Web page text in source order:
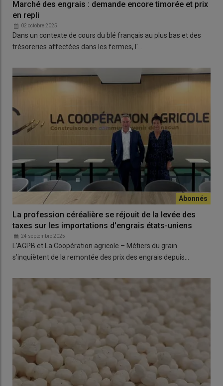
Marché des engrais : demande encore timorée et prix
en repli
02 octobre 2025
Dans un contexte de cours du blé français au plus bas et des
trésoreries affectées dans les fermes, l'…
La profession céréalière se réjouit de la levée des
taxes sur les importations d'engrais états-uniens
24 septembre 2025
L’AGPB et La Coopération agricole – Métiers du grain
s’inquiètent de la remontée des prix des engrais depuis…